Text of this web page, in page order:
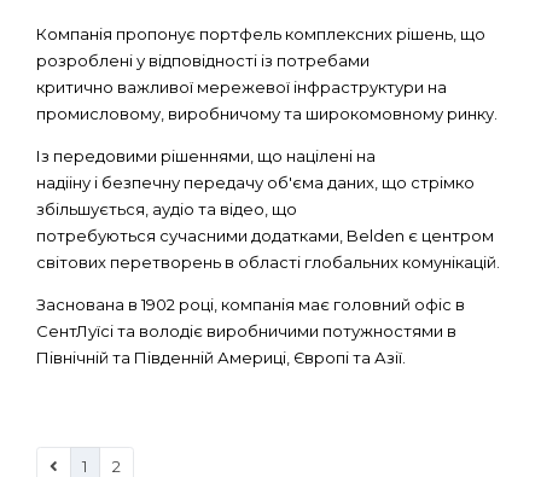
Компанія пропонує портфель комплексних рішень, що
розроблені у відповідності із потребами
критично важливої мережевої інфраструктури на
промисловому, виробничому та широкомовному ринку.
Із передовими рішеннями, що націлені на
надііну і безпечну передачу об'єма даних, що стрімко
збільшується, аудіо та відео, що
потребуються сучасними додатками, Belden є центром
світових перетворень в області глобальних комунікацій.
Заснована в 1902 році, компанія має головний офіс в
СентЛуїсі та володіє виробничими потужностями в
Північній та Південній Америці, Європі та Азії.
1 2